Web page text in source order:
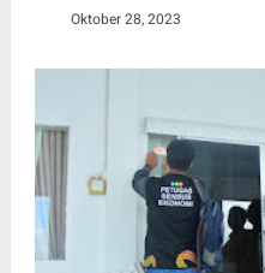
Oktober 28, 2023